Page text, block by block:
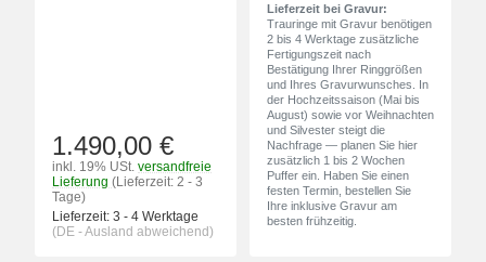
1.490,00 €
inkl. 19% USt. versandfreie
Lieferung (Lieferzeit: 2 - 3
Tage)
Lieferzeit: 3 - 4 Werktage
(DE - Ausland abweichend)
Lieferzeit bei Gravur:
Trauringe mit Gravur benötigen
2 bis 4 Werktage zusätzliche
Fertigungszeit nach
Bestätigung Ihrer Ringgrößen
und Ihres Gravurwunsches. In
der Hochzeitssaison (Mai bis
August) sowie vor Weihnachten
und Silvester steigt die
Nachfrage — planen Sie hier
zusätzlich 1 bis 2 Wochen
Puffer ein. Haben Sie einen
festen Termin, bestellen Sie
Ihre inklusive Gravur am
besten frühzeitig.